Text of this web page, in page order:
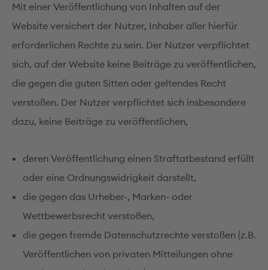
Mit einer Veröffentlichung von Inhalten auf der
Website versichert der Nutzer, Inhaber aller hierfür
erforderlichen Rechte zu sein. Der Nutzer verpflichtet
sich, auf der Website keine Beiträge zu veröffentlichen,
die gegen die guten Sitten oder geltendes Recht
verstoßen. Der Nutzer verpflichtet sich insbesondere
dazu, keine Beiträge zu veröffentlichen,
deren Veröffentlichung einen Straftatbestand erfüllt
oder eine Ordnungswidrigkeit darstellt,
die gegen das Urheber-, Marken- oder
Wettbewerbsrecht verstoßen,
die gegen fremde Datenschutzrechte verstoßen (z.B.
Veröffentlichen von privaten Mitteilungen ohne